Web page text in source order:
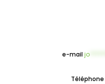
e-mailjo
Téléphone